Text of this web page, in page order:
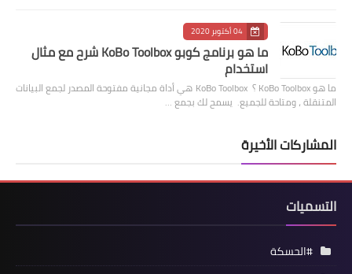
04 أكتوبر 2020
ما هو برنامج كوبو KoBo Toolbox شرح مع مثال
استخدام
ما هو KoBo Toolbox ؟ KoBo Toolbox هي أداة مجانية مفتوحة المصدر لجمع البيانات
المتنقلة ، ومتاحة للجميع. يسمح لك بجمع …
المشاركات الأخيرة
التسميات
#الحسكة